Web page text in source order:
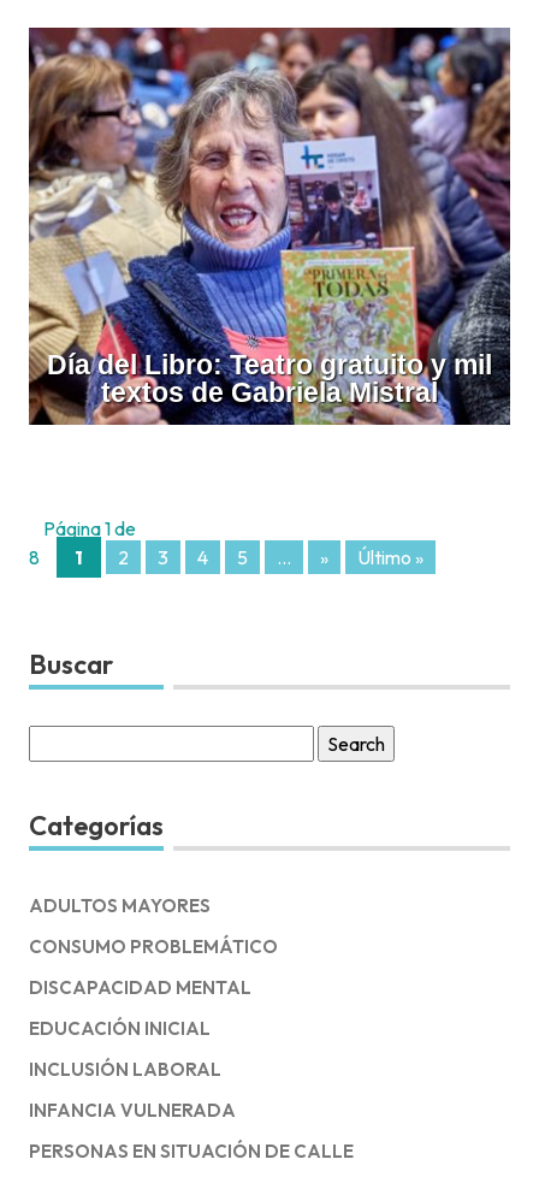
Día del Libro: Teatro gratuito y mil
textos de Gabriela Mistral
Página 1 de
8
1 2 3 4 5 ... » Último »
Buscar
for:
Categorías
ADULTOS MAYORES
CONSUMO PROBLEMÁTICO
DISCAPACIDAD MENTAL
EDUCACIÓN INICIAL
INCLUSIÓN LABORAL
INFANCIA VULNERADA
PERSONAS EN SITUACIÓN DE CALLE